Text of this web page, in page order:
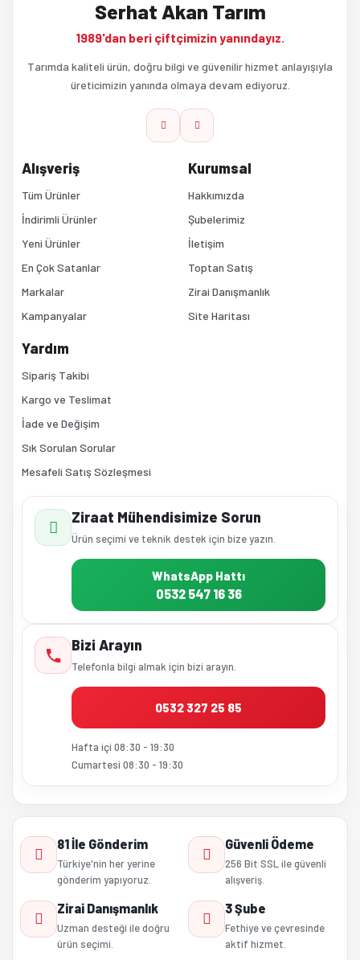
Ürün resmi kalitesiz, bozuk veya görüntülenemiyor.
Ürün açıklamasında eksik bilgiler bulunuyor.
Bu ürüne benzer farklı alternatifler olmalı.
Gönder
Serhat Akan Tarım
1989'dan beri çiftçimizin yanındayız.
Tarımda kaliteli ürün, doğru bilgi ve güvenilir hizmet anlayışıyla
üreticimizin yanında olmaya devam ediyoruz.
Alışveriş
Tüm Ürünler
İndirimli Ürünler
Yeni Ürünler
En Çok Satanlar
Markalar
Kampanyalar
Kurumsal
Hakkımızda
Şubelerimiz
İletişim
Toptan Satış
Zirai Danışmanlık
Site Haritası
Yardım
Sipariş Takibi
Kargo ve Teslimat
İade ve Değişim
Sık Sorulan Sorular
Mesafeli Satış Sözleşmesi
Ziraat Mühendisimize Sorun
Ürün seçimi ve teknik destek için bize yazın.
WhatsApp Hattı
0532 547 16 36
Bizi Arayın
Telefonla bilgi almak için bizi arayın.
0532 327 25 85
Hafta içi 08:30 - 19:30
Cumartesi 08:30 - 19:30
81 İle Gönderim
Türkiye'nin her yerine
gönderim yapıyoruz.
Güvenli Ödeme
256 Bit SSL ile güvenli
alışveriş.
Zirai Danışmanlık
Uzman desteği ile doğru
ürün seçimi.
3 Şube
Fethiye ve çevresinde
aktif hizmet.